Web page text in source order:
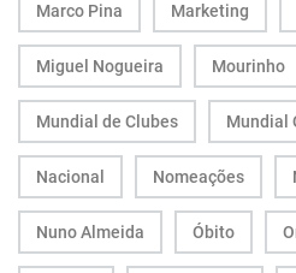
Marco Pina Marketing
Miguel Nogueira Mourinho
Mundial de Clubes Mundial
Nacional Nomeações
Nuno Almeida Óbito